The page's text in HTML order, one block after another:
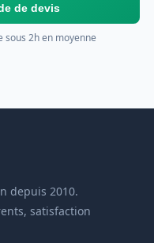
de devis
sous 2h en moyenne
depuis 2010.
satisfaction